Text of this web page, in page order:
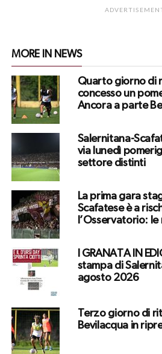
MORE IN NEWS
Quarto giorno di
concesso un
Ancora a parte
Salernitana-
via lunedì
settore distinti
La prima gara
Scafatese è a
l’Osservatorio: le
I GRANATA IN
stampa di
agosto 2026
Terzo giorno di
Bevilacqua in